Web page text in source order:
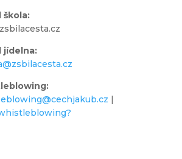
škola:
jídelna:
:
|